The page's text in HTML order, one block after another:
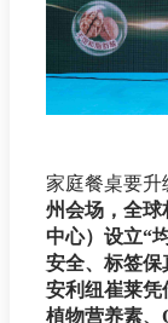
家庭餐桌要升
州会场，全球
中心）设立“
安全、标签保
安利纽崔莱凭
植物营养素、